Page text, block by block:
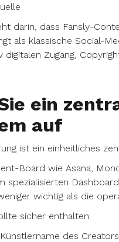
darin, dass Fansly-
als klassische Social-
digitalen Zugang,
ein
auf
ist ein einheitliches
Board wie Asana,
spezialisierten
wichtig als die
sicher enthalten:
des Creators